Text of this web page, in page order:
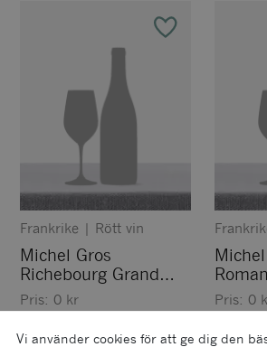
Frankrike | Rött vin
Michel Gros
Richebourg Grand
Cru
Pris: 0 kr
Réas
Pris: 0
Vi använder cookies för att ge dig den